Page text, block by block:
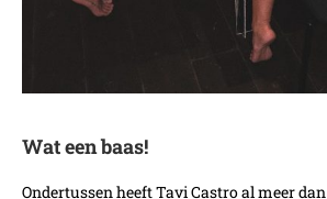
Wat een baas!
Ondertussen heeft Tavi Castro al meer dan